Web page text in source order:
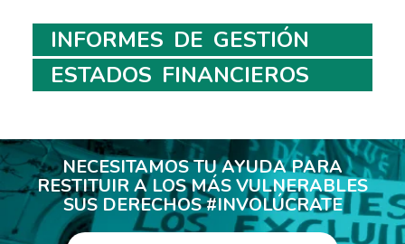
INFORMES DE GESTIÓN
ESTADOS FINANCIEROS
NECESITAMOS TU AYUDA PARA
RESTITUIR A LOS MÁS VULNERABLES
SUS DERECHOS #INVOLÚCRATE